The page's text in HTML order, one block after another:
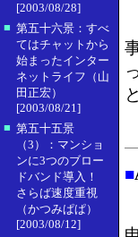
[2003/08/28]
■ 第五十六景：すべ
てはチャットから
始まったインター
ネットライフ（山
田正宏）
[2003/08/21]
■ 第五十五景
（3）：マンショ
ンに3つのブロー
ドバンド導入！
さらば速度重視
（かつみぱぱ）
[2003/08/12]
■